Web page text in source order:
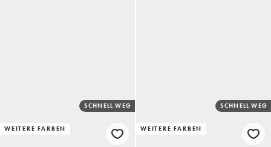
WEITERE FARBEN
SCHNELL WEG
WEITERE FARBEN
SCHNELL WEG